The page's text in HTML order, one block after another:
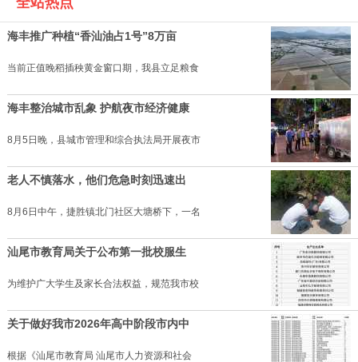
海丰推广种植“香汕油占1号”8万亩
当前正值晚稻插秧黄金窗口期，我县立足粮食
海丰整治城市乱象 护航夜市经济健康
8月5日晚，县城市管理和综合执法局开展夜市
老人不慎落水，他们危急时刻迅速出
8月6日中午，捷胜镇北门社区大塘桥下，一名
汕尾市教育局关于公布第一批校服生
为维护广大学生及家长合法权益，规范我市校
关于做好我市2026年高中阶段市内中
根据《汕尾市教育局 汕尾市人力资源和社会